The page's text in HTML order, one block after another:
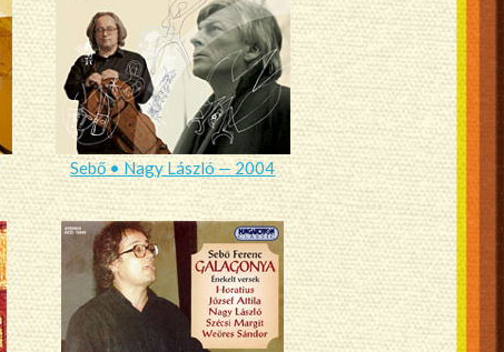
Sebő • Nagy László — 2004